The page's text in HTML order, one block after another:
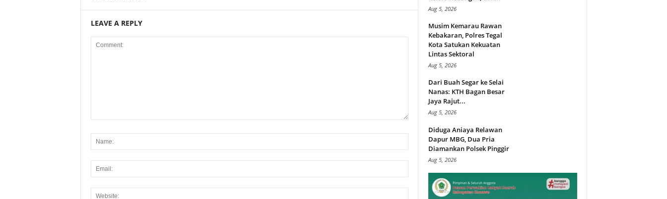
LEAVE A REPLY
Aug 5, 2026
Musim Kemarau Rawan
Kebakaran, Polres Tegal
Kota Satukan Kekuatan
Lintas Sektoral
Aug 5, 2026
Dari Buah Segar ke Selai
Nanas: KTH Bagan Besar
Jaya Rajut...
Aug 5, 2026
Diduga Aniaya Relawan
Dapur MBG, Dua Pria
Diamankan Polsek Pinggir
Aug 5, 2026